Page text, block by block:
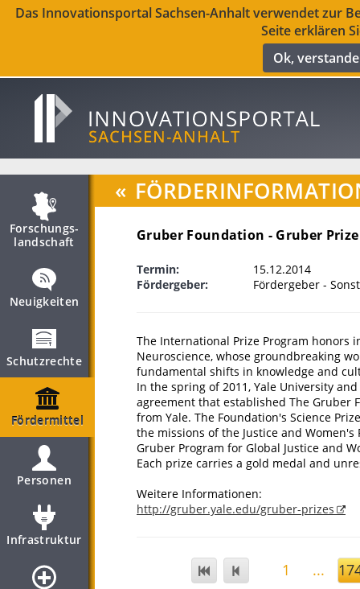
Das Innovationsportal Sachsen-Anhalt verwendet zur
Seite erklären
Ok,
Forschungs­
landschaft
Neuigkeiten
Schutzrechte
Fördermittel
Personen
Infrastruktur
«
Gruber Foundation - Gruber Prize
Termin:
15.12.2014
Fördergeber:
Fördergeber -
The International Prize Program honors
Neuroscience, whose groundbreaking
fundamental shifts in knowledge and
In the spring of 2011, Yale University
agreement that established The
from Yale. The Foundation's Science
the missions of the Justice and
Gruber Program for Global Justice and
Each prize carries a gold medal and
Weitere Informationen:
http://gruber.yale.edu/gruber-prizes
1 ...